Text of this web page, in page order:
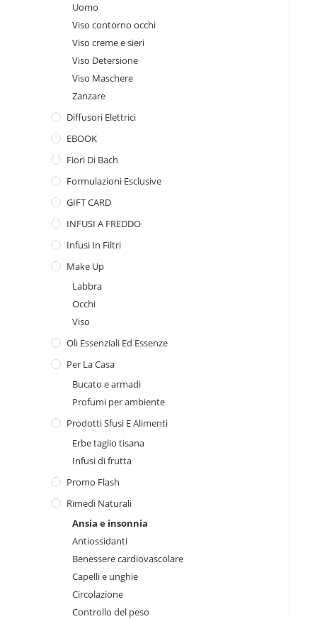
Uomo
Viso contorno occhi
Viso creme e sieri
Viso Detersione
Viso Maschere
Zanzare
Diffusori Elettrici
EBOOK
Fiori Di Bach
Formulazioni Esclusive
GIFT CARD
INFUSI A FREDDO
Infusi In Filtri
Make Up
Labbra
Occhi
Viso
Oli Essenziali Ed Essenze
Per La Casa
Bucato e armadi
Profumi per ambiente
Prodotti Sfusi E Alimenti
Erbe taglio tisana
Infusi di frutta
Promo Flash
Rimedi Naturali
Ansia e insonnia
Antiossidanti
Benessere cardiovascolare
Capelli e unghie
Circolazione
Controllo del peso